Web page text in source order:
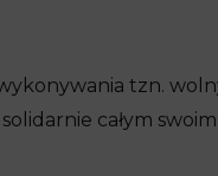
tzn.
całym